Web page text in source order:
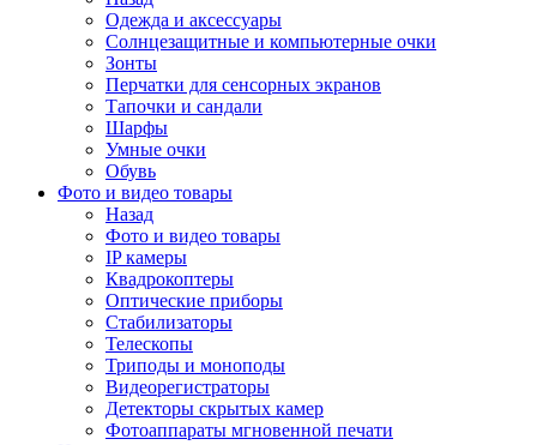
Одежда и аксессуары
Солнцезащитные и компьютерные очки
Зонты
Перчатки для сенсорных экранов
Тапочки и сандали
Шарфы
Умные очки
Обувь
Фото и видео товары
Назад
Фото и видео товары
IP камеры
Квадрокоптеры
Оптические приборы
Стабилизаторы
Телескопы
Триподы и моноподы
Видеорегистраторы
Детекторы скрытых камер
Фотоаппараты мгновенной печати